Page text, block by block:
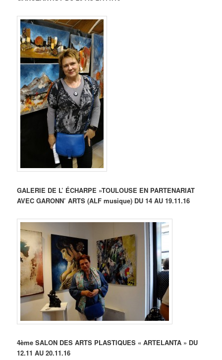
GALERIE DE L’ ÉCHARPE »TOULOUSE EN PARTENARIAT
AVEC GARONN’ ARTS (ALF musique) DU 14 AU 19.11.16
4ème SALON DES ARTS PLASTIQUES « ARTELANTA » DU
12.11 AU 20.11.16